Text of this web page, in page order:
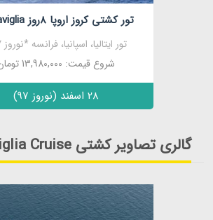
تور کشتی کروز اروپا 8روز Meraviglia
تور ایتالیا، اسپانیا، فرانسه *نوروز 97*
شروع قیمت: 13,980,000 تومان
28 اسفند (نوروز 97)
گالری تصاویر کشتی MSC Meraviglia Cruise